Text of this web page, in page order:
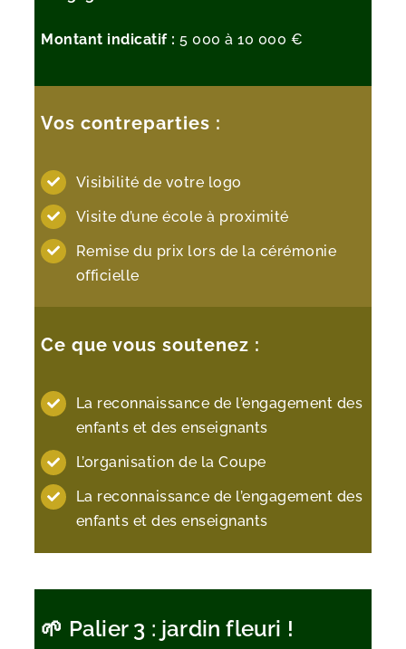
Montant indicatif : 5 000 à 10 000 €
Vos contreparties :
Visibilité de votre logo
Visite d’une école à proximité
Remise du prix lors de la cérémonie
officielle
Ce que vous soutenez :
La reconnaissance de l’engagement des
enfants et des enseignants
L’organisation de la Coupe
La reconnaissance de l’engagement des
enfants et des enseignants
🌱 Palier 3 : jardin fleuri !